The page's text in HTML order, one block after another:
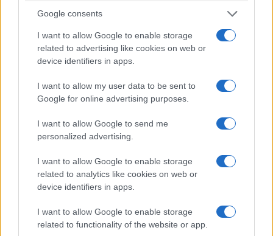
Google consents
I want to allow Google to enable storage
related to advertising like cookies on web or
device identifiers in apps.
I want to allow my user data to be sent to
Google for online advertising purposes.
I want to allow Google to send me
personalized advertising.
I want to allow Google to enable storage
related to analytics like cookies on web or
device identifiers in apps.
I want to allow Google to enable storage
related to functionality of the website or app.
ΚΟΣΜΟΣ
Στενά του Ορμούζ: Ιράν και Ομάν συμφώνησαν
στον καθορισμό νέας διαδρομής διέλευσης των
πλοίων